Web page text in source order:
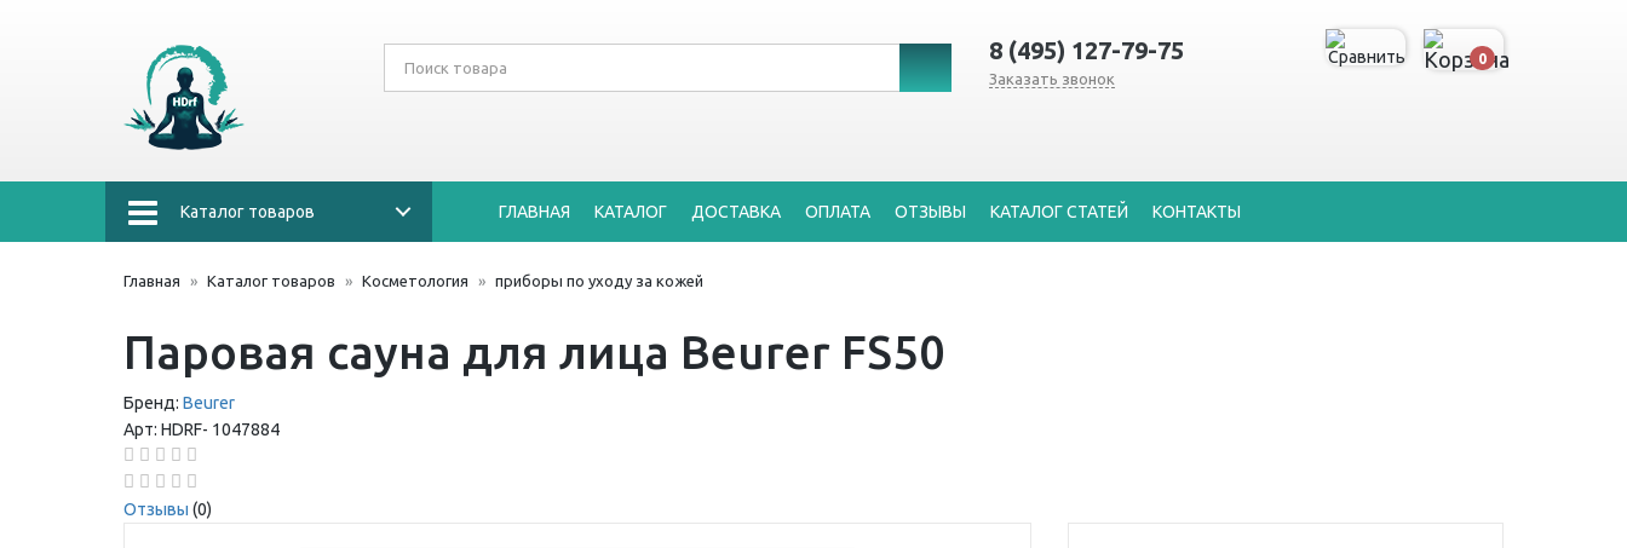
8 (495) 127-79-75
Заказать звонок
0
Каталог товаров ГЛАВНАЯ КАТАЛОГ ДОСТАВКА ОПЛАТА ОТЗЫВЫ КАТАЛОГ СТАТЕЙ КОНТАКТЫ
Главная Каталог товаров Косметология приборы по уходу за кожей
Паровая сауна для лица Beurer FS50
Бренд: Beurer
Арт: HDRF- 1047884
Отзывы (0)